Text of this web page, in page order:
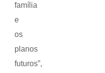
família
e
os
planos
futuros”,